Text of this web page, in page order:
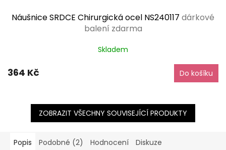
Náušnice SRDCE Chirurgická ocel NS240117 dárkové
balení zdarma
Skladem
364 Kč Do košíku
ZOBRAZIT VŠECHNY SOUVISEJÍCÍ PRODUKTY
Popis Podobné (2) Hodnocení Diskuze